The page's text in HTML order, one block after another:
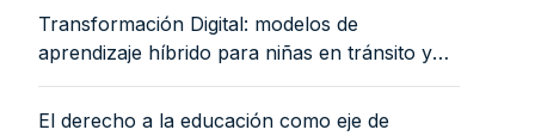
Latina y el Caribe 2025
Transformación Digital: modelos de
aprendizaje híbrido para niñas en tránsito y
reducción de la brecha digital
El derecho a la educación como eje de